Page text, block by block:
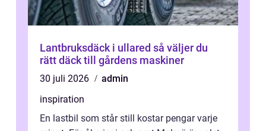
Lantbruksdäck i ullared så väljer du
rätt däck till gårdens maskiner
30 juli 2026
admin
inspiration
En lastbil som står still kostar pengar varje